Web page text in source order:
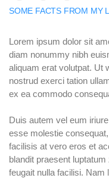
SOME FACTS FROM MY
Lorem ipsum dolor sit
diam nonummy nibh
aliquam erat volutpat. Ut
nostrud exerci tation
ex ea commodo
Duis autem vel eum
esse molestie
facilisis at vero eros et
blandit praesent
feugait nulla facilisi. Nam